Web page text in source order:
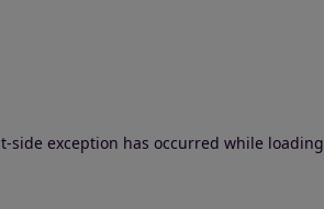
side exception has occurred while loading